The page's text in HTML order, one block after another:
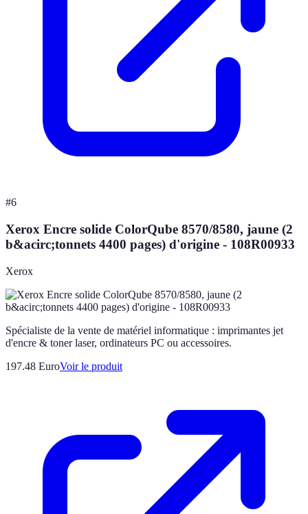
#6
Xerox Encre solide ColorQube 8570/8580, jaune (2
b&acirc;tonnets 4400 pages) d'origine - 108R00933
Xerox
Spécialiste de la vente de matériel informatique : imprimantes jet
d'encre & toner laser, ordinateurs PC ou accessoires.
197.48 EuroVoir le produit